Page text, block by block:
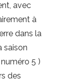
avec
à
dans la
saison
5 )
des